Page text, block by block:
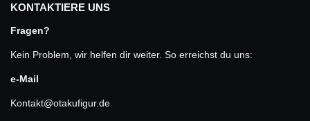
KONTAKTIERE UNS
Fragen?
Kein Problem, wir helfen dir weiter. So erreichst du uns:
e-Mail
Kontakt@otakufigur.de